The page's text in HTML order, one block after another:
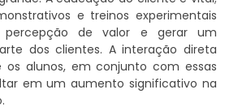
e treinos experimentais
de valor e gerar um
dos clientes. A interação direta
os alunos, em conjunto com essas
em um aumento significativo na